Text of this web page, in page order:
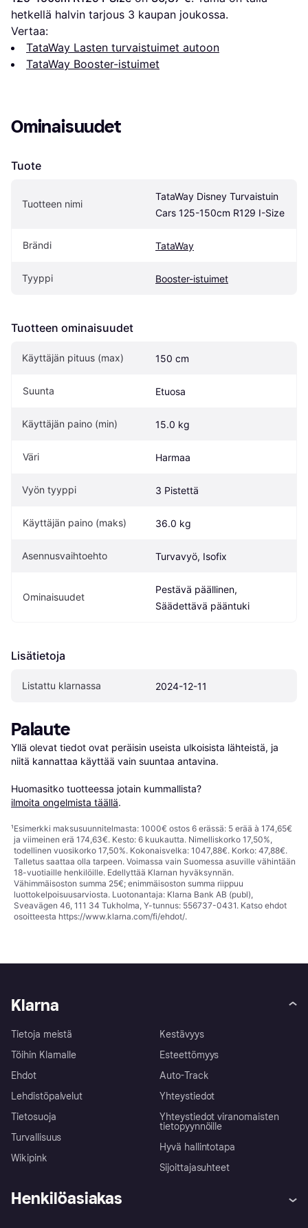
hetkellä halvin tarjous 3 kaupan joukossa.
Vertaa:
TataWay Lasten turvaistuimet autoon
TataWay Booster-istuimet
Ominaisuudet
Tuote
Tuotteen nimi
TataWay Disney Turvaistuin
Cars 125-150cm R129 I-Size
Brändi TataWay
Tyyppi Booster-istuimet
Tuotteen ominaisuudet
Käyttäjän pituus (max) 150 cm
Suunta Etuosa
Käyttäjän paino (min) 15.0 kg
Väri Harmaa
Vyön tyyppi 3 Pistettä
Käyttäjän paino (maks) 36.0 kg
Asennusvaihtoehto Turvavyö, Isofix
Ominaisuudet
Pestävä päällinen,
Säädettävä pääntuki
Lisätietoja
Listattu klarnassa 2024-12-11
Palaute
Yllä olevat tiedot ovat peräisin useista ulkoisista lähteistä, ja
niitä kannattaa käyttää vain suuntaa antavina.
Huomasitko tuotteessa jotain kummallista?
ilmoita ongelmista täällä.
¹Esimerkki maksusuunnitelmasta: 1000€ ostos 6 erässä: 5 erää à 174,65€
ja viimeinen erä 174,63€. Kesto: 6 kuukautta. Nimelliskorko 17,50%,
todellinen vuosikorko 17,50%. Kokonaisvelka: 1047,88€. Korko: 47,88€.
Talletus saattaa olla tarpeen. Voimassa vain Suomessa asuville vähintään
18-vuotiaille henkilöille. Edellyttää Klarnan hyväksynnän.
Vähimmäisoston summa 25€; enimmäisoston summa riippuu
luottokelpoisuusarviosta. Luotonantaja: Klarna Bank AB (publ),
Sveavägen 46, 111 34 Tukholma, Y-tunnus: 556737-0431. Katso ehdot
osoitteesta https://www.klarna.com/fi/ehdot/.
Klarna
Tietoja meistä
Töihin Klarnalle
Ehdot
Lehdistöpalvelut
Tietosuoja
Turvallisuus
Wikipink
Kestävyys
Esteettömyys
Auto-Track
Yhteystiedot
Yhteystiedot viranomaisten
tietopyynnöille
Hyvä hallintotapa
Sijoittajasuhteet
Henkilöasiakas